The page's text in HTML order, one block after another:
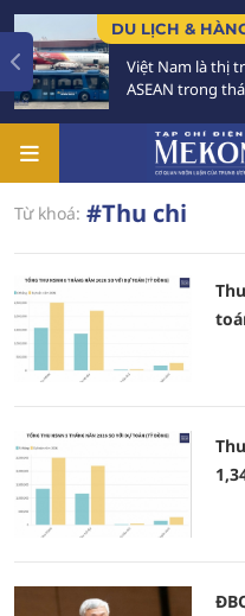
DU LỊCH &
Việt Nam là thị
ASEAN trong
Từ khoá: #Thu chi